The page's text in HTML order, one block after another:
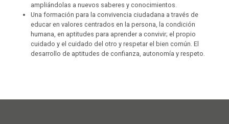
ampliándolas a nuevos saberes y conocimientos.
Una formación para la convivencia ciudadana a través de
educar en valores centrados en la persona, la condición
humana, en aptitudes para aprender a convivir; el propio
cuidado y el cuidado del otro y respetar el bien común. El
desarrollo de aptitudes de confianza, autonomía y respeto.